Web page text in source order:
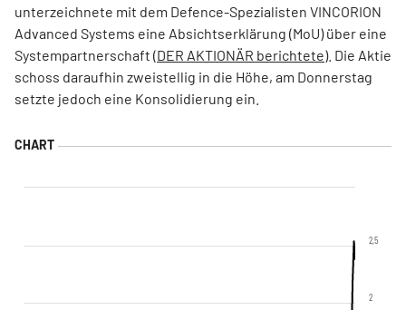
unterzeichnete mit dem Defence-Spezialisten VINCORION
Advanced Systems eine Absichtserklärung (MoU) über eine
Systempartnerschaft (DER AKTIONÄR berichtete). Die Aktie
schoss daraufhin zweistellig in die Höhe, am Donnerstag
setzte jedoch eine Konsolidierung ein.
2
2,5